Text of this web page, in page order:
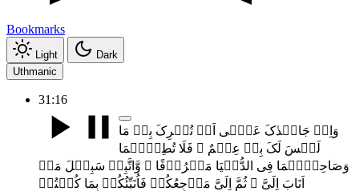
Bookmarks
Light
Dark
Uthmanic
31:16
وَاِنۡ جَاہَدٰکَ عَلٰۤی اَنۡ تُشۡرِکَ بِیۡ مَا
لَیۡسَ لَکَ بِہٖ عِلۡمٌ ۙ فَلَا تُطِعۡہُمَا
وَصَاحِبۡہُمَا فِی الدُّنۡیَا مَعۡرُوۡفًا ۫ وَّاتَّبِعۡ سَبِیۡلَ مَنۡ
اَنَابَ اِلَیَّ ۚ ثُمَّ اِلَیَّ مَرۡجِعُکُمۡ فَاُنَبِّئُکُمۡ بِمَا کُنۡتُمۡ